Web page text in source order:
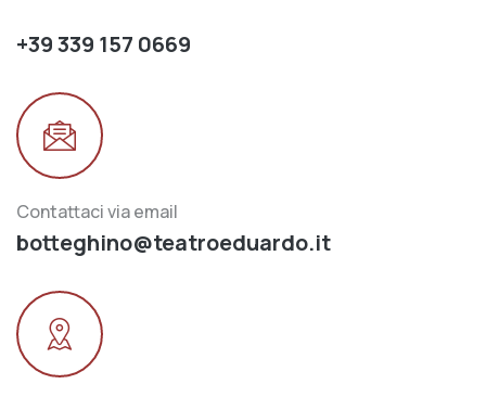
+39 339 157 0669
Contattaci via email
botteghino@teatroeduardo.it